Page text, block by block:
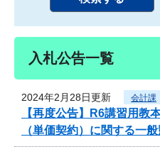
入札公告一覧
2024年2月28日更新 会計課
【再度公告】R6講習用教
（単価契約）に関する一